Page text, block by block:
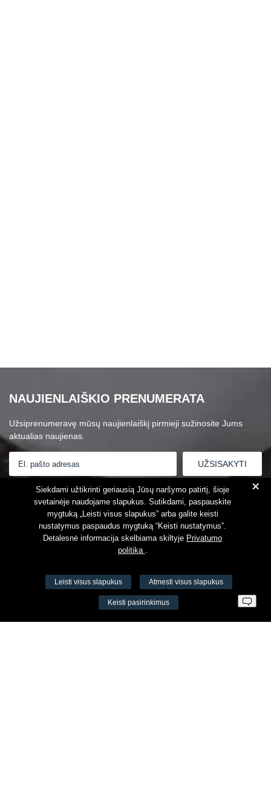
NAUJIENLAIŠKIO PRENUMERATA
Užsiprenumeravę mūsų naujienlaiškį pirmieji sužinosite Jums
aktualias naujienas.
Susipažinau suPrivatumo politika
VŠĮ Fitneso mokymo centras AEROMIX
+
Siekdami užtikrinti geriausią Jūsų naršymo patirtį, šioje
svetainėje naudojame slapukus. Sutikdami, paspauskite
mygtuką „Leisti visus slapukus” arba galite keisti
nustatymus paspaudus mygtuką “Keisti nustatymus”.
Detalesnė informacija skelbiama skiltyje Privatumo
politika .
Leisti visus slapukus Atmesti visus slapukus
Keisti pasirinkimus